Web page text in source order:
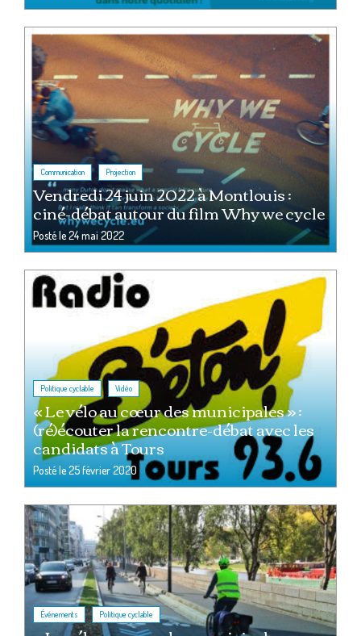
Communication , Projection
Vendredi 24 juin 2022 à Montlouis :
ciné-débat autour du film Why we cycle
Posté le24 mai 2022
Politique cyclable , Vidéo
« Le vélo au cœur des municipales » :
(ré)écouter la rencontre-débat avec les
candidats à Tours
Posté le25 février 2020
Événements , Politique cyclable